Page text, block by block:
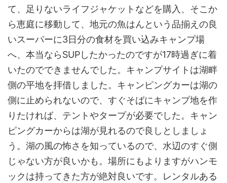
て、足りないライフジャケットなどを購入、そこか
ら恵庭に移動して、地元の魚はんという品揃えの良
いスーパーに3日分の食材を買い込みキャンプ場
へ、本当ならSUPしたかったのですが17時過ぎに着
いたのでできませんでした。キャンプサイトは湖畔
側の平地を拝借しました。キャンピングカーは湖の
側に止められないので、すぐそばにキャンプ地を作
りたければ、テントやタープが必要でした。キャン
ピングカーからは湖が見れるので良しとしましょ
う。湖の風の怖さを知っているので、水辺のすぐ側
じゃない方が良いかも。場所にもよりますがハンモ
ックは持ってきた方が絶対良いです。レンタルある